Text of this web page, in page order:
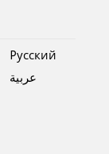
Pусский
عربية